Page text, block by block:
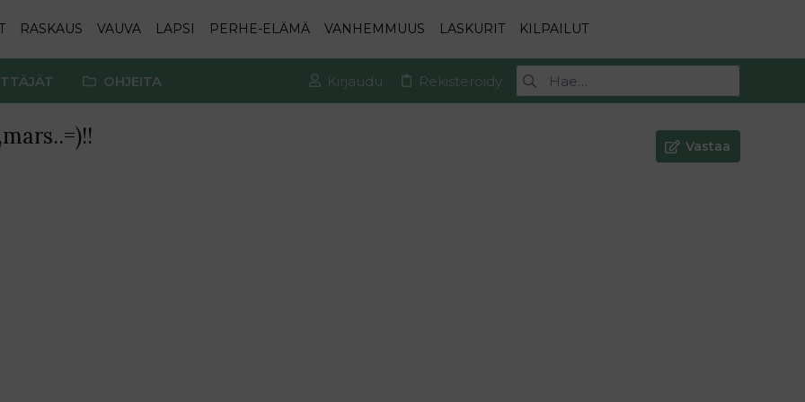
RASKAUS VAUVA LAPSI PERHE-ELÄMÄ VANHEMMUUS LASKURIT KILPAILUT
OHJEITA Kirjaudu Rekisteröidy
Vastaa